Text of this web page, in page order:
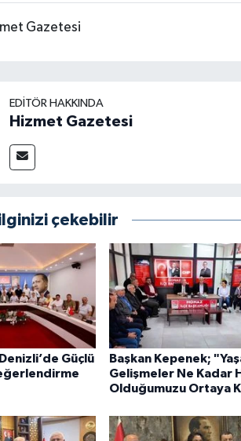
Gazetesi
EDITÖR HAKKINDA
Hizmet Gazetesi
çekebilir
Güçlü
Başkan Kepenek;
Gelişmeler Ne Kadar
Olduğumuzu Ortaya